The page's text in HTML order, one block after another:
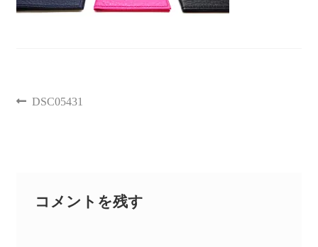
書籍カバー
聖句プレート
DSC05431
コメントを残す